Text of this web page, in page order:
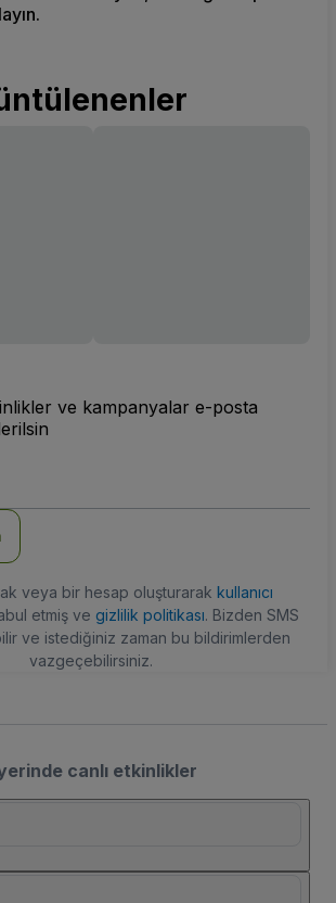
ve kampanyalar e-posta
veya bir hesap oluşturarak kullanıcı
etmiş ve gizlilik politikası. Bizden SMS
ve istediğiniz zaman bu bildirimlerden
vazgeçebilirsiniz.
canlı etkinlikler